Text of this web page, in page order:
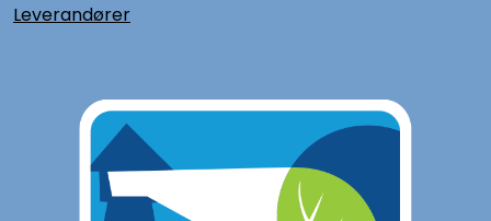
Leverandører